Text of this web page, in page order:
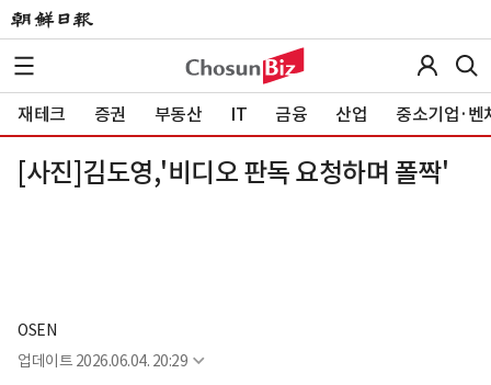
재테크 증권 부동산 IT 금융 산업 중소기업·벤
[사진]김도영,'비디오 판독 요청하며 폴짝'
OSEN
업데이트 2026.06.04. 20:29